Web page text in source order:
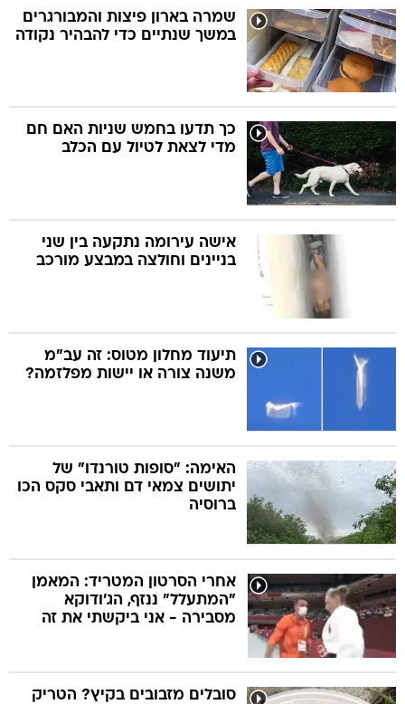
שמרה בארון פיצות והמבורגרים
במשך שנתיים כדי להבהיר נקודה
כך תדעו בחמש שניות האם חם
מדי לצאת לטיול עם הכלב
אישה עירומה נתקעה בין שני
בניינים וחולצה במבצע מורכב
תיעוד מחלון מטוס: זה עב"מ
משנה צורה או יישות מפלזמה?
האימה: "סופות טורנדו" של
יתושים צמאי דם ותאבי סקס הכו
ברוסיה
אחרי הסרטון המטריד: המאמן
"המתעלל" ננזף, הג'ודוקא
מסבירה - אני ביקשתי את זה
סובלים מזבובים בקיץ? הטריק